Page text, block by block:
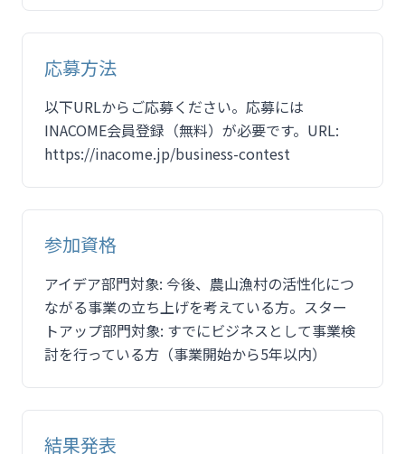
応募方法
以下URLからご応募ください。応募には
INACOME会員登録（無料）が必要です。URL:
https://inacome.jp/business-contest
参加資格
アイデア部門対象: 今後、農山漁村の活性化につ
ながる事業の立ち上げを考えている方。スター
トアップ部門対象: すでにビジネスとして事業検
討を行っている方（事業開始から5年以内）
結果発表